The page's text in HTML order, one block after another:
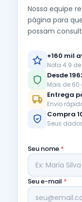
Nossa equipe
página para
possam
+160 mil
Nota 4.9
Desde
Mais de
Entrega
Envio
Compra
Seus
Seu nome *
Seu e-mail *